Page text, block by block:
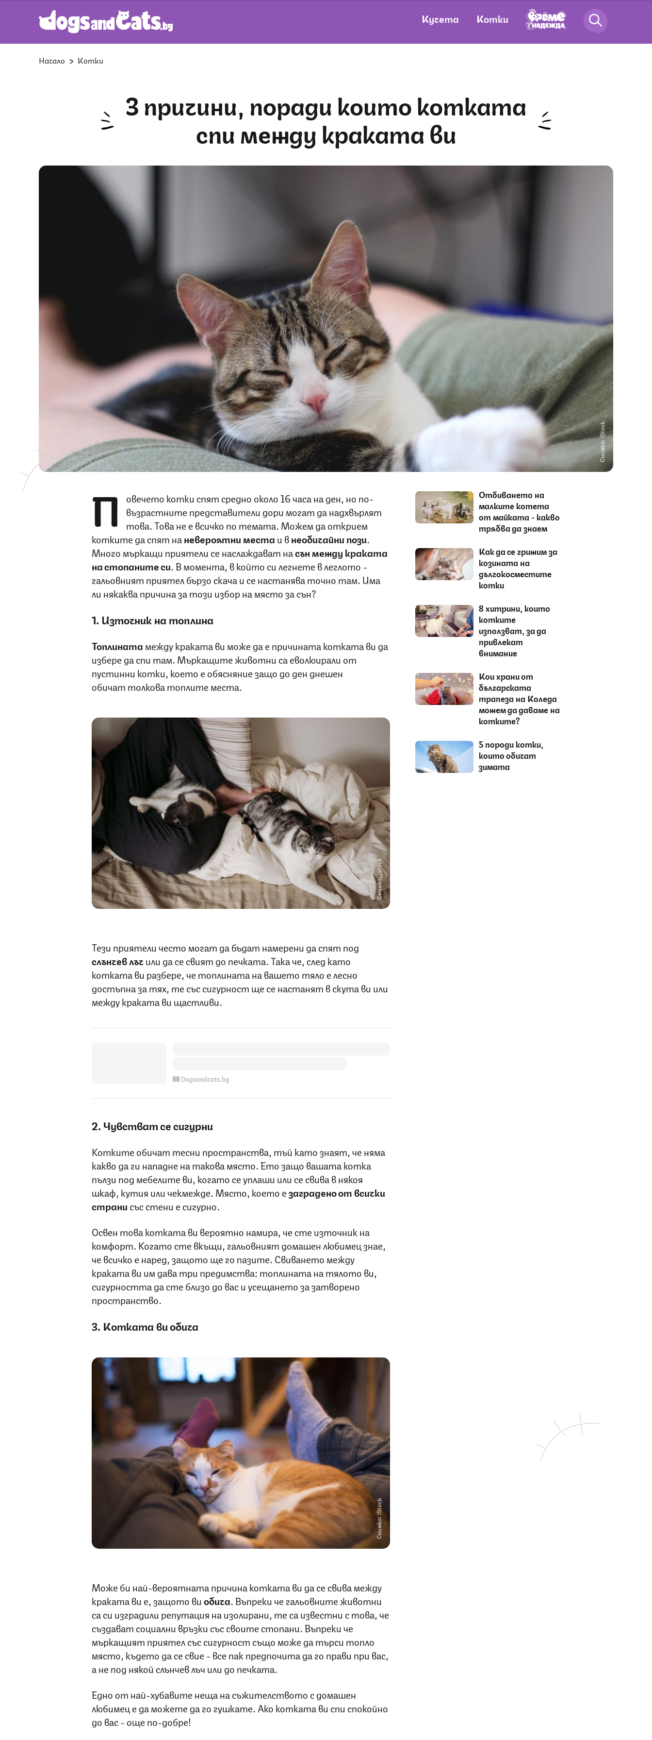
Кучета Котки
Начало Котки
3 причини, поради които котката
спи между краката ви
Снимка: iStock
П
овечето котки спят средно около 16 часа на ден, но по-
възрастните представители дори могат да надхвърлят
това. Това не е всичко по темата. Можем да открием
котките да спят наневероятни места и внеобичайни пози.
Много мъркащи приятели се наслаждават насън между краката
на стопаните си. В момента, в който си легнете в леглото -
гальовният приятел бързо скача и се настанява точно там. Има
ли някаква причина за този избор на място за сън?
1. Източник на топлина
Топлината между краката ви може да е причината котката ви да
избере да спи там. Мъркащите животни са еволюирали от
пустинни котки, което е обясняние защо до ден днешен
обичат толкова топлите места.
Снимка: iStock
Тези приятели често могат да бъдат намерени да спят под
слънчев лъч или да се свият до печката. Така че, след като
котката ви разбере, че топлината на вашето тяло е лесно
достъпна за тях, те със сигурност ще се настанят в скута ви или
между краката ви щастливи.
Dogsandcats.bg
2. Чувстват се сигурни
Котките обичат тесни пространства, тъй като знаят, че няма
какво да ги нападне на такова място. Ето защо вашата котка
пълзи под мебелите ви, когато се уплаши или се свива в някоя
шкаф, кутия или чекмежде. Място, което езаградено от всички
страни със стени е сигурно.
Освен това котката ви вероятно намира, че сте източник на
комфорт. Когато сте вкъщи, гальовният домашен любимец знае,
че всичко е наред, защото ще го пазите. Свиването между
краката ви им дава три предимства: топлината на тялото ви,
сигурността да сте близо до вас и усещането за затворено
пространство.
3. Котката ви обича
Снимка: iStock
Може би най-вероятната причина котката ви да се свива между
краката ви е, защото ви обича. Въпреки че гальовните животни
са си изградили репутация на изолирани, те са известни с това, че
създават социални връзки със своите стопани. Въпреки че
мъркащият приятел със сигурност също може да търси топло
място, където да се свие - все пак предпочита да го прави при вас,
а не под някой слънчев лъч или до печката.
Едно от най-хубавите неща на съжителството с домашен
любимец е да можете да го гушкате. Ако котката ви спи спокойно
до вас - още по-добре!
Отбиването на
малките котета
от майката - какво
трябва да знаем
Как да се грижим за
козината на
дългокосместите
котки
8 хитрини, които
котките
използват, за да
привлекат
внимание
Кои храни от
българската
трапеза на Коледа
можем да даваме на
котките?
5 породи котки,
които обичат
зимата